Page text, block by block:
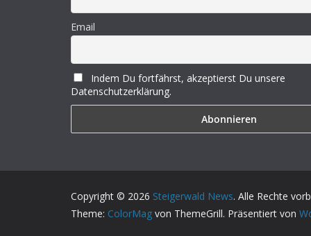
Email
Indem Du fortfährst, akzeptierst Du unsere
Datenschutzerklärung.
Copyright © 2026 Steigerwald News. Alle Rechte
Theme: ColorMag von ThemeGrill. Präsentiert von